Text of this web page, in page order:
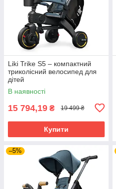
Liki Trike S5 – компактний
триколісний велосипед для
дітей
В наявності
15 794,19 ₴ 19 499 ₴
Купити
–5%